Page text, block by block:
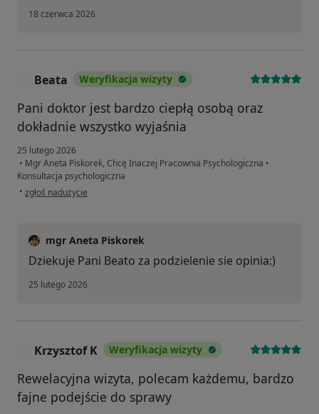
18 czerwca 2026
Beata Weryfikacja wizyty
Pani doktor jest bardzo ciepłą osobą oraz
dokładnie wszystko wyjaśnia
25 lutego 2026
• Mgr Aneta Piskorek, Chcę Inaczej Pracownia Psychologiczna •
Konsultacja psychologiczna
• w opinii użytkownika Beata
zgłoś nadużycie
mgr Aneta Piskorek
Dziekuje Pani Beato za podzielenie sie opinia:)
25 lutego 2026
Krzysztof K Weryfikacja wizyty
Rewelacyjna wizyta, polecam każdemu, bardzo
fajne podejście do sprawy